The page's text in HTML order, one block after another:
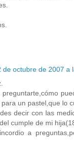
de octubre de 2007 a
preguntarte,cómo
un pastel,que lo
decir con las
cumple de mi
a